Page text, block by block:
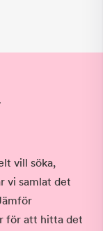
vill söka,
vi samlat det
för att hitta det